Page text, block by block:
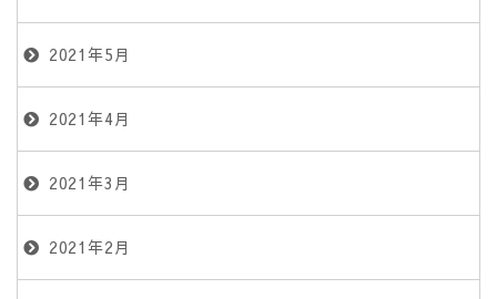
2021年5月
2021年4月
2021年3月
2021年2月